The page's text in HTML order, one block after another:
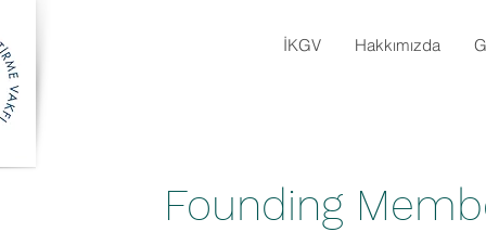
İKGV Hakkımızda
Founding